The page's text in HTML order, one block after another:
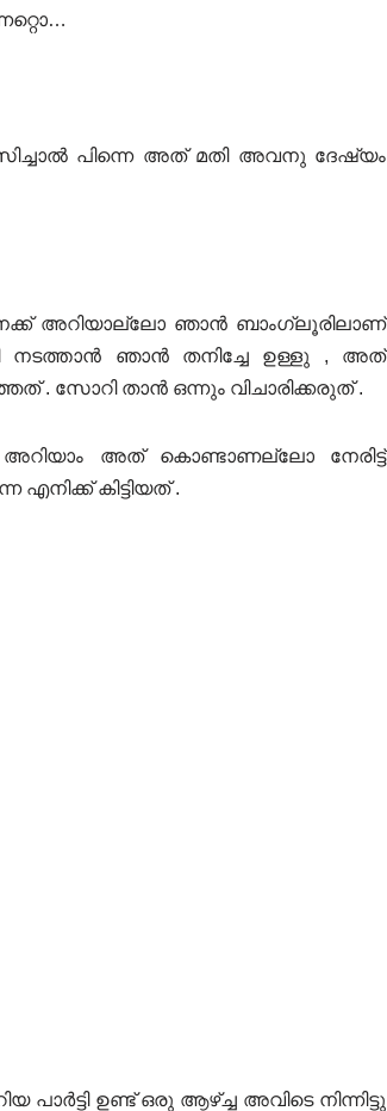
പിന്നെ അത് മതി അവനു ദേഷ്യം
അറിയാല്ലോ ഞാൻ ബാംഗ്ലൂരിലാണ്
നടത്താൻ ഞാൻ തനിച്ചേ ഉള്ളു , അത്
. സോറി താൻ ഒന്നും വിചാരിക്കരുത് .
അറിയാം അത് കൊണ്ടാണല്ലോ നേരിട്ട്
കിട്ടിയത് .
ഉണ്ട് ഒരു ആഴ്ച്ച അവിടെ നിന്നിട്ടു